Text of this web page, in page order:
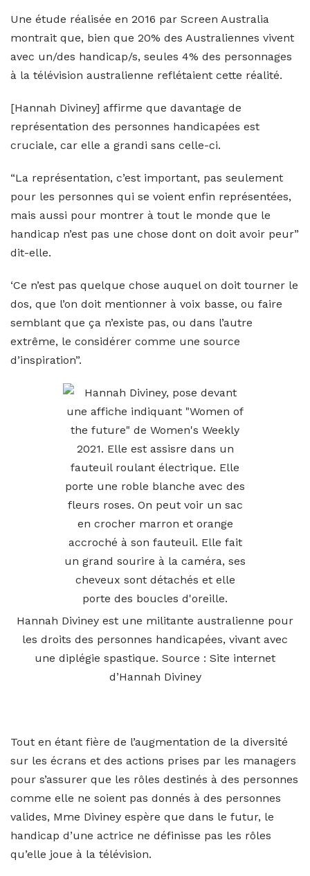
Une étude réalisée en 2016 par Screen Australia
montrait que, bien que 20% des Australiennes vivent
avec un/des handicap/s, seules 4% des personnages
à la télévision australienne reflétaient cette réalité.
[Hannah Diviney] affirme que davantage de
représentation des personnes handicapées est
cruciale, car elle a grandi sans celle-ci.
“La représentation, c’est important, pas seulement
pour les personnes qui se voient enfin représentées,
mais aussi pour montrer à tout le monde que le
handicap n’est pas une chose dont on doit avoir peur”
dit-elle.
‘Ce n’est pas quelque chose auquel on doit tourner le
dos, que l’on doit mentionner à voix basse, ou faire
semblant que ça n’existe pas, ou dans l’autre
extrême, le considérer comme une source
d’inspiration”.
Hannah Diviney est une militante australienne pour
les droits des personnes handicapées, vivant avec
une diplégie spastique. Source : Site internet
d’Hannah Diviney
Tout en étant fière de l’augmentation de la diversité
sur les écrans et des actions prises par les managers
pour s’assurer que les rôles destinés à des personnes
comme elle ne soient pas donnés à des personnes
valides, Mme Diviney espère que dans le futur, le
handicap d’une actrice ne définisse pas les rôles
qu’elle joue à la télévision.